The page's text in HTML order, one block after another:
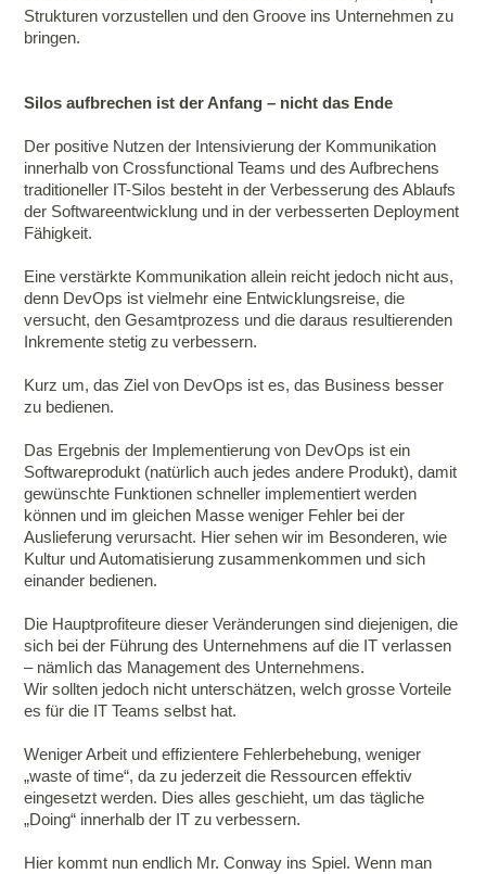
Strukturen vorzustellen und den Groove ins Unternehmen zu
bringen.
Silos aufbrechen ist der Anfang – nicht das Ende
Der positive Nutzen der Intensivierung der Kommunikation
innerhalb von Crossfunctional Teams und des Aufbrechens
traditioneller IT-Silos besteht in der Verbesserung des Ablaufs
der Softwareentwicklung und in der verbesserten Deployment
Fähigkeit.
Eine verstärkte Kommunikation allein reicht jedoch nicht aus,
denn DevOps ist vielmehr eine Entwicklungsreise, die
versucht, den Gesamtprozess und die daraus resultierenden
Inkremente stetig zu verbessern.
Kurz um, das Ziel von DevOps ist es, das Business besser
zu bedienen.
Das Ergebnis der Implementierung von DevOps ist ein
Softwareprodukt (natürlich auch jedes andere Produkt), damit
gewünschte Funktionen schneller implementiert werden
können und im gleichen Masse weniger Fehler bei der
Auslieferung verursacht. Hier sehen wir im Besonderen, wie
Kultur und Automatisierung zusammenkommen und sich
einander bedienen.
Die Hauptprofiteure dieser Veränderungen sind diejenigen, die
sich bei der Führung des Unternehmens auf die IT verlassen
– nämlich das Management des Unternehmens.
Wir sollten jedoch nicht unterschätzen, welch grosse Vorteile
es für die IT Teams selbst hat.
Weniger Arbeit und effizientere Fehlerbehebung, weniger
„waste of time“, da zu jederzeit die Ressourcen effektiv
eingesetzt werden. Dies alles geschieht, um das tägliche
„Doing“ innerhalb der IT zu verbessern.
Hier kommt nun endlich Mr. Conway ins Spiel. Wenn man